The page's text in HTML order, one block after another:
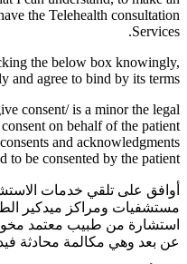
the Telehealth consultation
Services.
the below box knowingly,
and agree to bind by its terms.
consent/ is a minor the legal
on behalf of the patient
and acknowledgments
to be consented by the patient.
أوافق على تلقي خدمات
مستشفيات ومراكز ميدكير
استشارة من طبيب معتمد
عن بعد وهي مكالمة محادثة